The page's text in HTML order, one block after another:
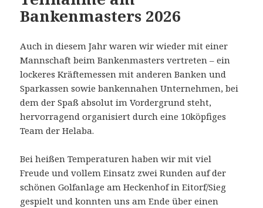
Bankenmasters 2026
Auch in diesem Jahr waren wir wieder mit einer
Mannschaft beim Bankenmasters vertreten – ein
lockeres Kräftemessen mit anderen Banken und
Sparkassen sowie bankennahen Unternehmen, bei
dem der Spaß absolut im Vordergrund steht,
hervorragend organisiert durch eine 10köpfiges
Team der Helaba.
Bei heißen Temperaturen haben wir mit viel
Freude und vollem Einsatz zwei Runden auf der
schönen Golfanlage am Heckenhof in Eitorf/Sieg
gespielt und konnten uns am Ende über einen